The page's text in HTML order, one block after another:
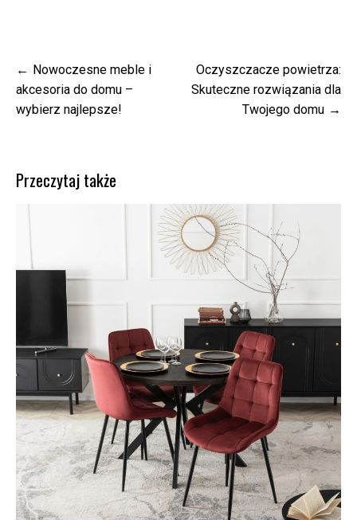
Nawigacja
wpisu
Nowoczesne meble i
akcesoria do domu –
wybierz najlepsze!
Oczyszczacze powietrza:
Skuteczne rozwiązania dla
Twojego domu
Przeczytaj także